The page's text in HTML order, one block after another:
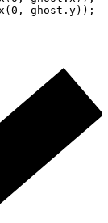
ghost.y));